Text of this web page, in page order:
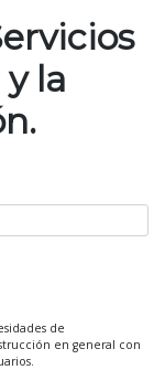
la
de
en general con